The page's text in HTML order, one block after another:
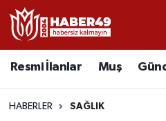
Resmi İlanlar Muş
HABERLER SAĞLIK
Resmi İlanlar
Asayiş
Uşak Nöbetçi
Uşak Hava Durumu